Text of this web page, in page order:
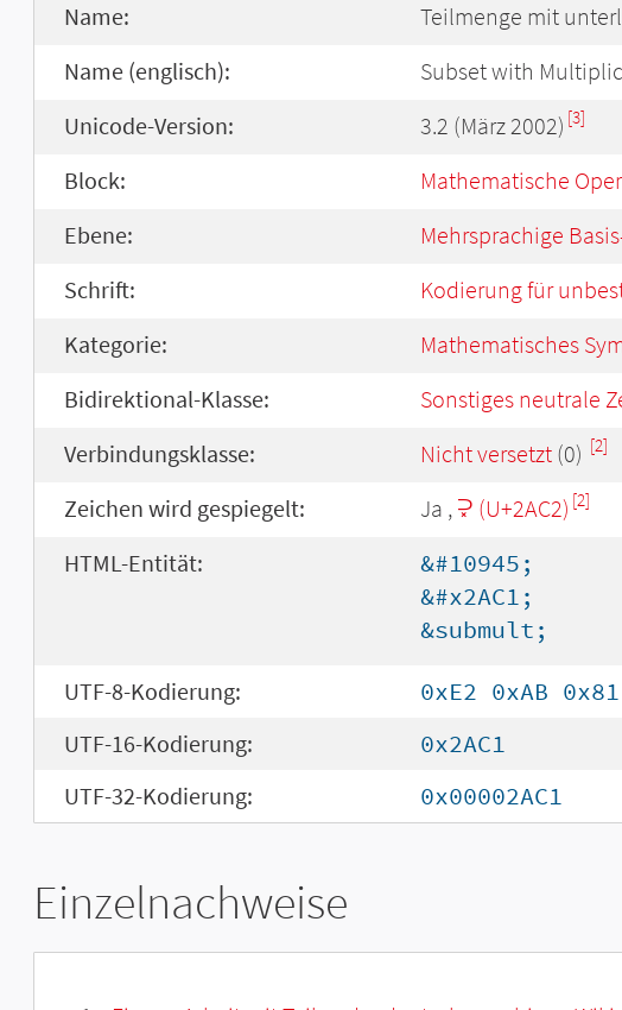
Name: Teilmenge mit
Name (englisch): Subset with
Unicode-Version: 3.2 (März 2002) [3]
Block: Mathematische
Ebene: Mehrsprachige
Schrift: Kodierung für
Kategorie: Mathematisches
Bidirektional-Klasse: Sonstiges neutrale
Verbindungsklasse: Nicht versetzt (0) [2]
Zeichen wird gespiegelt: Ja , ⫂ (U+2AC2) [2]
HTML-Entität:
&#10945;
&#x2AC1;
&submult;
UTF-8-Kodierung:
0xE2 0xAB 0x81
UTF-16-Kodierung:
0x2AC1
UTF-32-Kodierung:
0x00002AC1
Einzelnachweise